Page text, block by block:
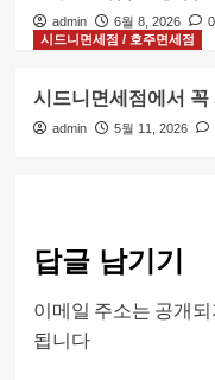
admin 6월 8, 2026
0
시드니면세점 / 호주면세점
시드니면세점에서 꼭
admin 5월 11, 2026
답글 남기기
이메일 주소는 공개
됩니다